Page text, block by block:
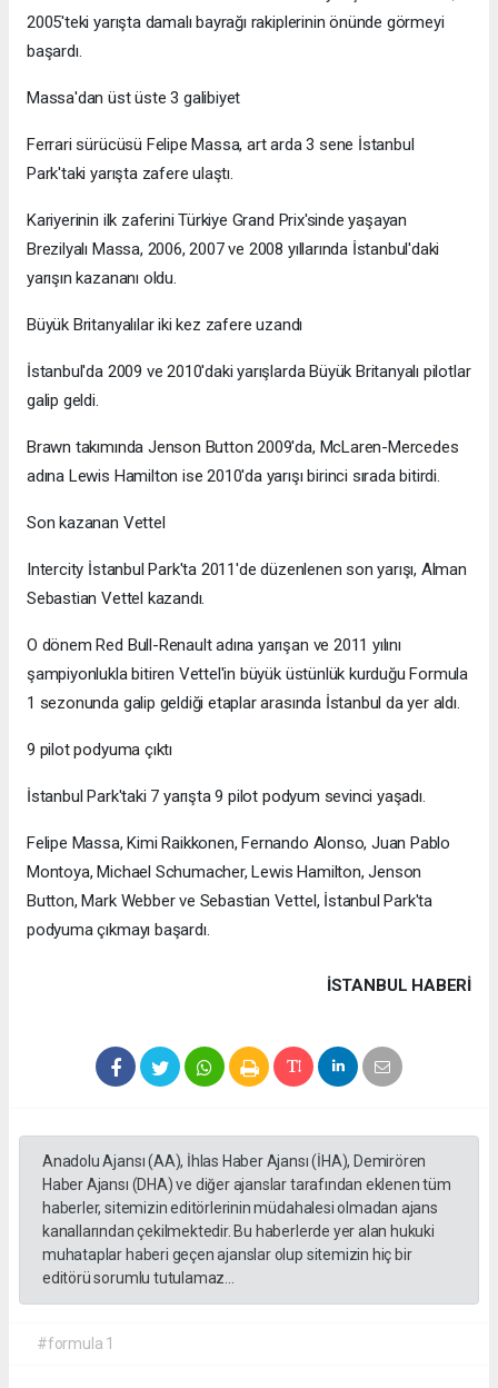
2005'teki yarışta damalı bayrağı rakiplerinin önünde görmeyi
başardı.
Massa'dan üst üste 3 galibiyet
Ferrari sürücüsü Felipe Massa, art arda 3 sene İstanbul
Park'taki yarışta zafere ulaştı.
Kariyerinin ilk zaferini Türkiye Grand Prix'sinde yaşayan
Brezilyalı Massa, 2006, 2007 ve 2008 yıllarında İstanbul'daki
yarışın kazananı oldu.
Büyük Britanyalılar iki kez zafere uzandı
İstanbul'da 2009 ve 2010'daki yarışlarda Büyük Britanyalı pilotlar
galip geldi.
Brawn takımında Jenson Button 2009'da, McLaren-Mercedes
adına Lewis Hamilton ise 2010'da yarışı birinci sırada bitirdi.
Son kazanan Vettel
Intercity İstanbul Park'ta 2011'de düzenlenen son yarışı, Alman
Sebastian Vettel kazandı.
O dönem Red Bull-Renault adına yarışan ve 2011 yılını
şampiyonlukla bitiren Vettel'in büyük üstünlük kurduğu Formula
1 sezonunda galip geldiği etaplar arasında İstanbul da yer aldı.
9 pilot podyuma çıktı
İstanbul Park'taki 7 yarışta 9 pilot podyum sevinci yaşadı.
Felipe Massa, Kimi Raikkonen, Fernando Alonso, Juan Pablo
Montoya, Michael Schumacher, Lewis Hamilton, Jenson
Button, Mark Webber ve Sebastian Vettel, İstanbul Park'ta
podyuma çıkmayı başardı.
İSTANBUL HABERİ
Anadolu Ajansı (AA), İhlas Haber Ajansı (İHA), Demirören
Haber Ajansı (DHA) ve diğer ajanslar tarafından eklenen tüm
haberler, sitemizin editörlerinin müdahalesi olmadan ajans
kanallarından çekilmektedir. Bu haberlerde yer alan hukuki
muhataplar haberi geçen ajanslar olup sitemizin hiç bir
editörü sorumlu tutulamaz...
#formula 1